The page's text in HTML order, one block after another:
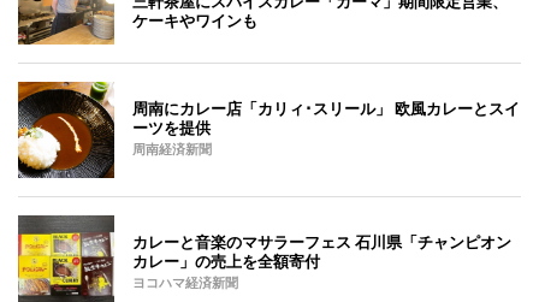
ケーキやワインも
周南にカレー店「カリィ･スリール」 欧風カレーとスイ
ーツを提供
周南経済新聞
カレーと音楽のマサラーフェス 石川県「チャンピオン
カレー」の売上を全額寄付
ヨコハマ経済新聞